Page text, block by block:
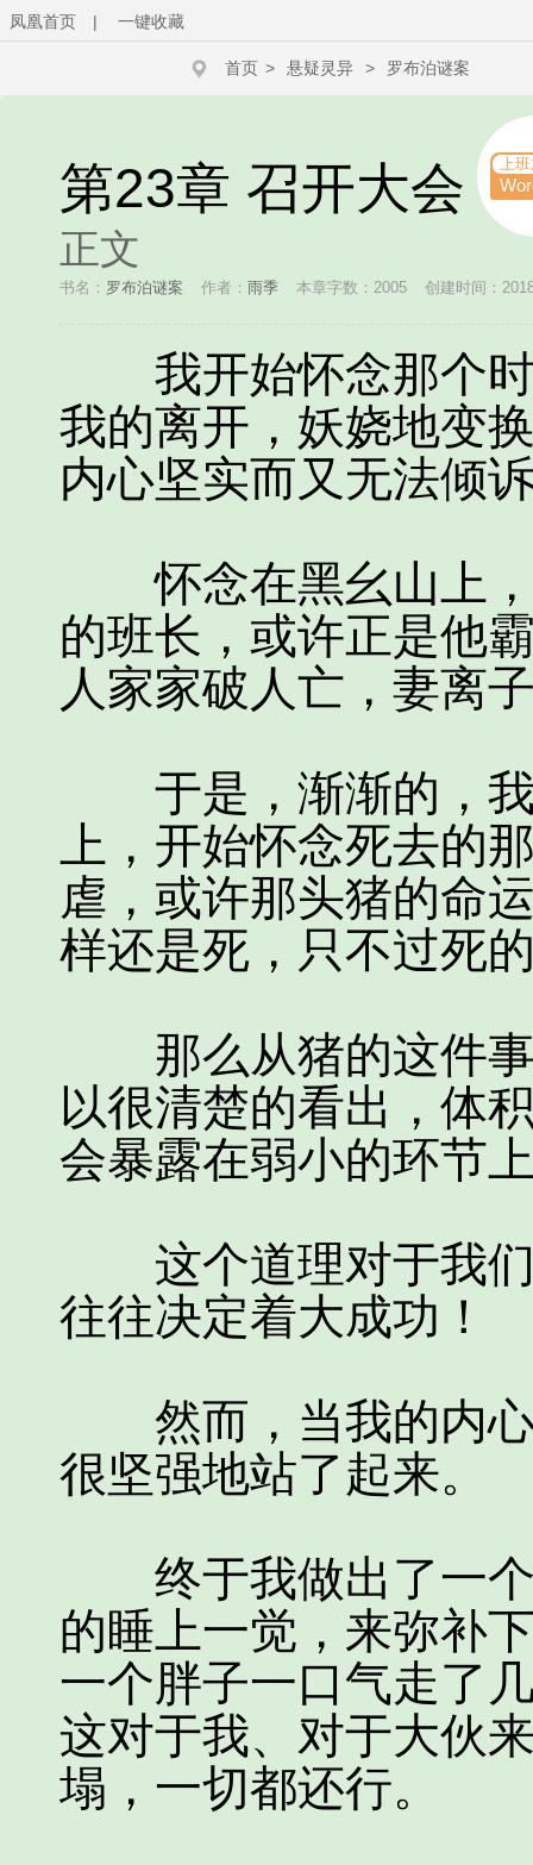
凤凰首页 | 一键收藏
首页 > 悬疑灵异 > 罗布泊谜案
第23章 召开大会 上
正文
书名： 罗布泊谜案 作者： 雨季 本章字数：2005 创建时间：
我开始怀念那个时
我的离开，妖娆地变
内心坚实而又无法倾
怀念在黑幺山上，
的班长，或许正是他
人家家破人亡，妻
于是，渐渐的，我
上，开始怀念死去的
虐，或许那头猪的
样还是死，只不过死
那么从猪的这件事
以很清楚的看出，体
会暴露在弱小的环节
这个道理对于我们
往往决定着大成功！
然而，当我的内心
很坚强地站了起来。
终于我做出了一个
的睡上一觉，来弥补
一个胖子一口气走了
这对于我、对于大伙
塌，一切都还行。